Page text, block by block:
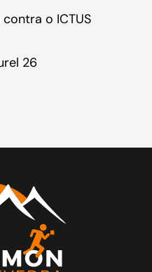
contra o ICTUS
26